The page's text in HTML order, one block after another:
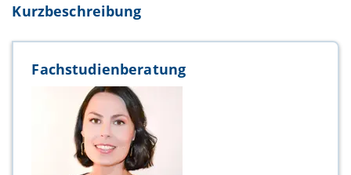
Kurzbeschreibung
Fachstudienberatung